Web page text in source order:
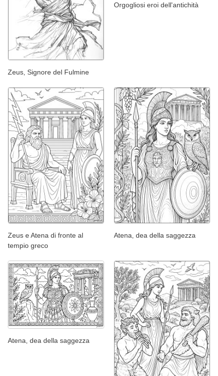
Zeus, Signore del Fulmine
Orgogliosi eroi dell'antichità
Zeus e Atena di fronte al
tempio greco
Atena, dea della saggezza
Atena, dea della saggezza